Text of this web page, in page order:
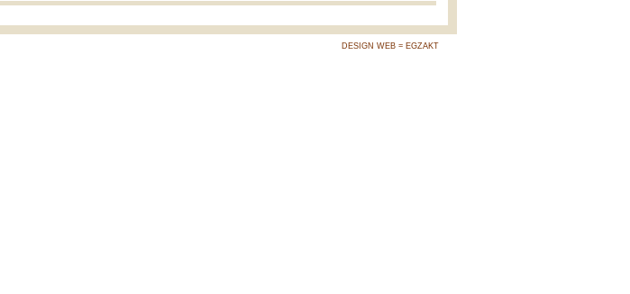
DESIGN WEB = EGZAKT